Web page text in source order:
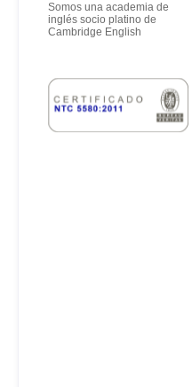
Somos una academia de
inglés socio platino de
Cambridge English